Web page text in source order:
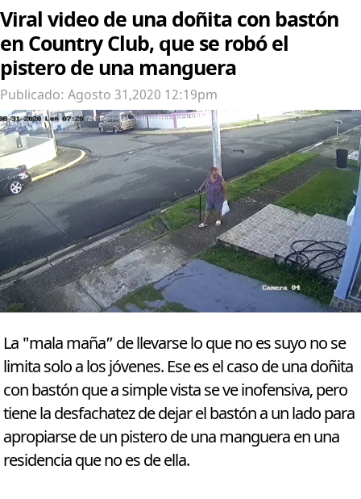
Viral video de una doñita con bastón
en Country Club, que se robó el
pistero de una manguera
Publicado: Agosto 31,2020 12:19pm
La "mala maña” de llevarse lo que no es suyo no se
limita solo a los jóvenes. Ese es el caso de una doñita
con bastón que a simple vista se ve inofensiva, pero
tiene la desfachatez de dejar el bastón a un lado para
apropiarse de un pistero de una manguera en una
residencia que no es de ella.